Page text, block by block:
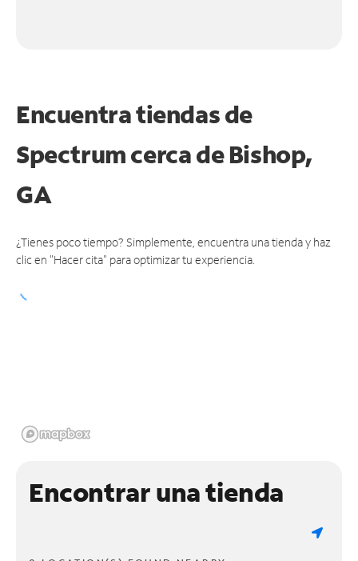
Encuentra tiendas de
Spectrum cerca deBishop,
GA
¿Tienes poco tiempo? Simplemente, encuentra una tienda y haz
clic en "Hacer cita" para optimizar tu experiencia.
Encontrar una tienda